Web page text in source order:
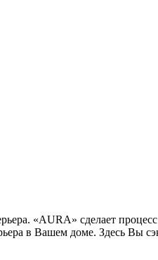
«AURA» сделает
в Вашем доме. Здесь Вы